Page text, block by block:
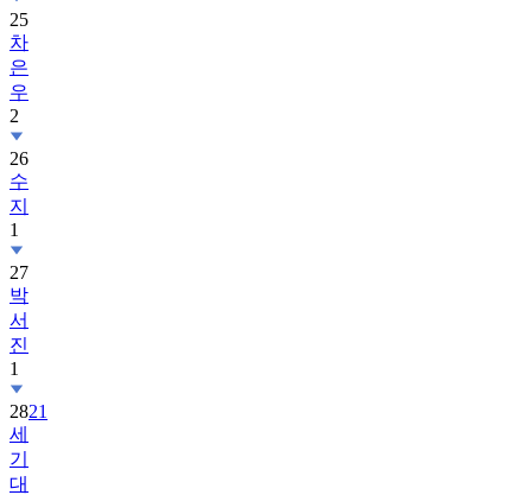
25
차
은
우
2
26
수
지
1
27
박
서
진
1
2821
세
기
대